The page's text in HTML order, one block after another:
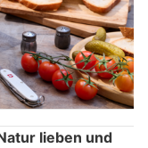
lieben und